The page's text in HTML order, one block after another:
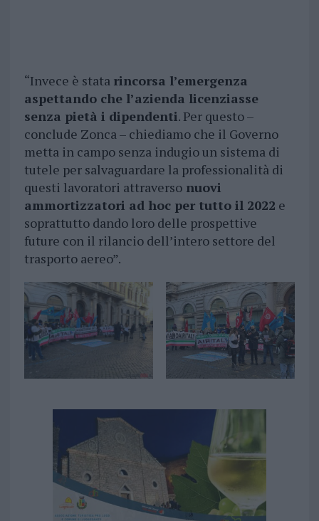
“Invece è stata rincorsa l’emergenza
aspettando che l’azienda licenziasse
senza pietà i dipendenti. Per questo –
conclude Zonca – chiediamo che il Governo
metta in campo senza indugio un sistema di
tutele per salvaguardare la professionalità di
questi lavoratori attraversonuovi
ammortizzatori ad hoc per tutto il 2022 e
soprattutto dando loro delle prospettive
future con il rilancio dell’intero settore del
trasporto aereo”.